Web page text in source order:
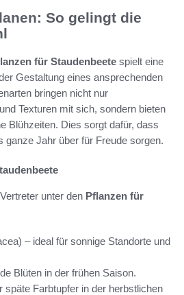
So gelingt die
für Staudenbeete spielt eine
Gestaltung eines ansprechenden
bringen nicht nur
Texturen mit sich, sondern bieten
Blühzeiten. Dies sorgt dafür, dass
ganze Jahr über für Freude sorgen.
unter den Pflanzen für
– ideal für sonnige Standorte und
Blüten in der frühen Saison.
späte Farbtupfer in der herbstlichen